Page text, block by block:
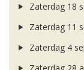
Zaterdag 18
Zaterdag 11
Zaterdag 4